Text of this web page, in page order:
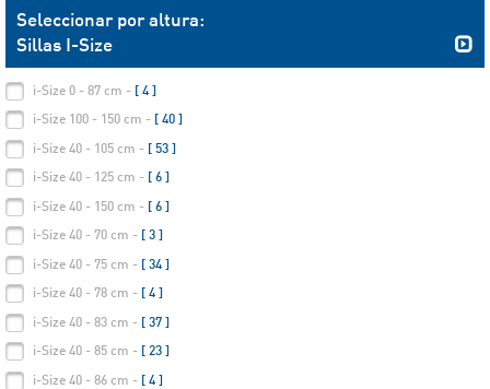
Seleccionar por altura:
Sillas I-Size
i-Size 0 - 87 cm - [ 4 ]
i-Size 100 - 150 cm - [ 40 ]
i-Size 40 - 105 cm - [ 53 ]
i-Size 40 - 125 cm - [ 6 ]
i-Size 40 - 150 cm - [ 6 ]
i-Size 40 - 70 cm - [ 3 ]
i-Size 40 - 75 cm - [ 34 ]
i-Size 40 - 78 cm - [ 4 ]
i-Size 40 - 83 cm - [ 37 ]
i-Size 40 - 85 cm - [ 23 ]
i-Size 40 - 86 cm - [ 4 ]